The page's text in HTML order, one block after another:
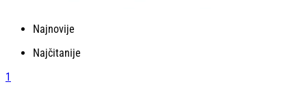
Najnovije
Najčitanije
1